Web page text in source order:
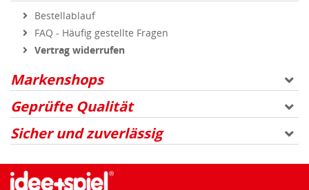
Bestellablauf
FAQ - Häufig gestellte Fragen
Vertrag widerrufen
Markenshops
Geprüfte Qualität
Sicher und zuverlässig